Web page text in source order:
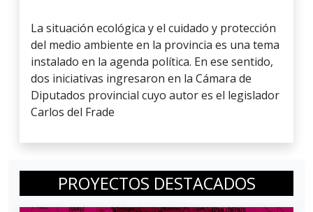
La situación ecológica y el cuidado y protección
del medio ambiente en la provincia es una tema
instalado en la agenda política. En ese sentido,
dos iniciativas ingresaron en la Cámara de
Diputados provincial cuyo autor es el legislador
Carlos del Frade
PROYECTOS DESTACADOS